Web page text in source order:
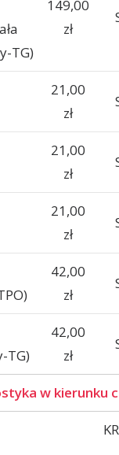
TG)
149,00
zł
21,00
zł
21,00
zł
21,00
zł
42,00
zł
TG)
42,00
zł
w kierunku